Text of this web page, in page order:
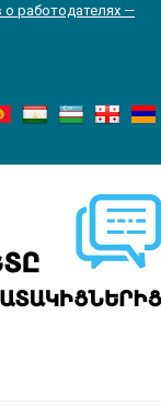
работодателях —